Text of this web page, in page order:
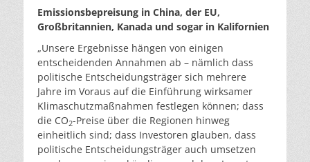
Emissionsbepreisung in China, der EU,
Großbritannien, Kanada und sogar in Kalifornien
„Unsere Ergebnisse hängen von einigen
entscheidenden Annahmen ab – nämlich dass
politische Entscheidungsträger sich mehrere
Jahre im Voraus auf die Einführung wirksamer
Klimaschutzmaßnahmen festlegen können; dass
die CO2-Preise über die Regionen hinweg
einheitlich sind; dass Investoren glauben, dass
politische Entscheidungsträger auch umsetzen